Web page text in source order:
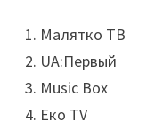
Малятко ТВ
UA:Первый
Music Box
Еко TV